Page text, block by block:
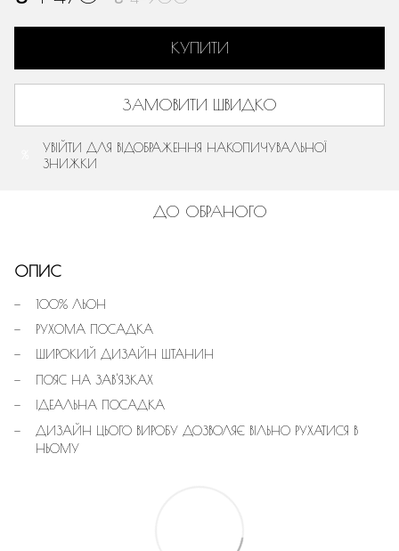
КУПИТИ
ЗАМОВИТИ ШВИДКО
УВІЙТИ ДЛЯ ВІДОБРАЖЕННЯ НАКОПИЧУВАЛЬНОЇ
ЗНИЖКИ
ДО ОБРАНОГО
ОПИС
100% ЛЬОН
РУХОМА ПОСАДКА
ШИРОКИЙ ДИЗАЙН ШТАНИН
ПОЯС НА ЗАВ'ЯЗКАХ
ІДЕАЛЬНА ПОСАДКА
ДИЗАЙН ЦЬОГО ВИРОБУ ДОЗВОЛЯЄ ВІЛЬНО РУХАТИСЯ В
НЬОМУ